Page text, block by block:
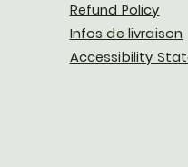
Refund Policy
Infos de livraison
Accessibility